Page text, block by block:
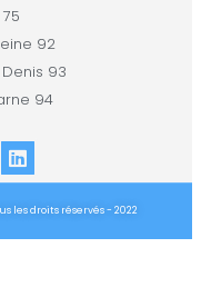
92
93
94
les droits réservés - 2022